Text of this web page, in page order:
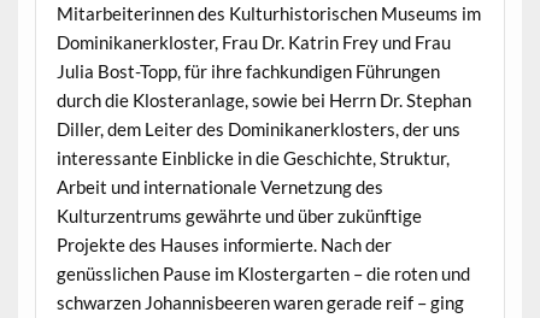
Mitarbeiterinnen des Kulturhistorischen Museums im
Dominikanerkloster, Frau Dr. Katrin Frey und Frau
Julia Bost-Topp, für ihre fachkundigen Führungen
durch die Klosteranlage, sowie bei Herrn Dr. Stephan
Diller, dem Leiter des Dominikanerklosters, der uns
interessante Einblicke in die Geschichte, Struktur,
Arbeit und internationale Vernetzung des
Kulturzentrums gewährte und über zukünftige
Projekte des Hauses informierte. Nach der
genüsslichen Pause im Klostergarten – die roten und
schwarzen Johannisbeeren waren gerade reif – ging